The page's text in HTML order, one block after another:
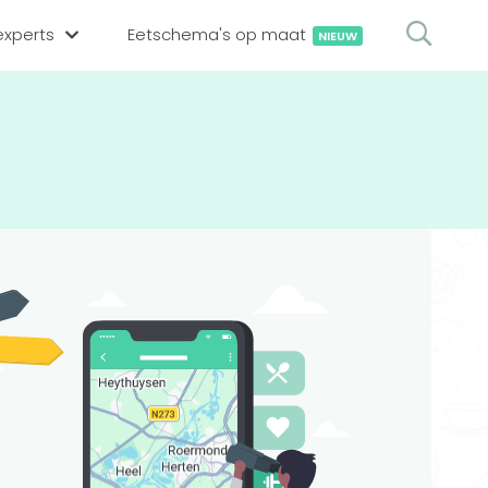
aanmelden
Eetschema's op maat NIEUW